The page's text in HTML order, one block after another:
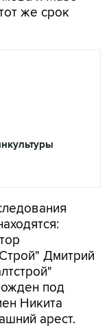
же срок
Дмитрий
под
Никита
арест.